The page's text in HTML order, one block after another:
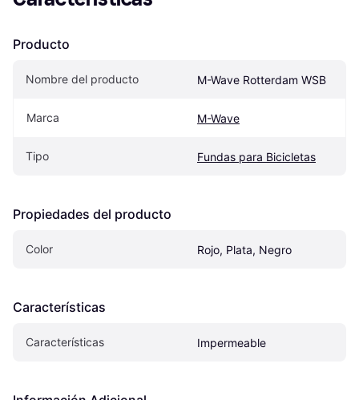
Producto
Nombre del producto M-Wave Rotterdam WSB
Marca M-Wave
Tipo Fundas para Bicicletas
Propiedades del producto
Color Rojo, Plata, Negro
Características
Características Impermeable